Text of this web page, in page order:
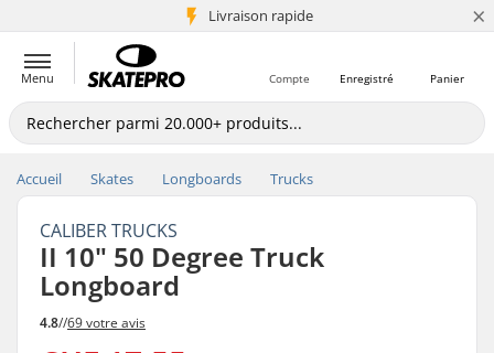
Livraison rapide
+5 mio de clients ×
Menu Panier
Enregistré
Compte
Accueil Skates Longboards Trucks
CALIBER TRUCKS
II 10" 50 Degree Truck
Longboard
4.8//69 votre avis